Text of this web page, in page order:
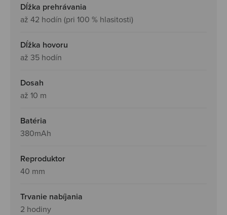
Dĺžka prehrávania
až 42 hodín (pri 100 % hlasitosti)
Dĺžka hovoru
až 35 hodín
Dosah
až 10 m
Batéria
380mAh
Reproduktor
40 mm
Trvanie nabíjania
2 hodiny